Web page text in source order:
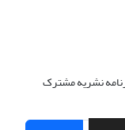
نشریه مشترک